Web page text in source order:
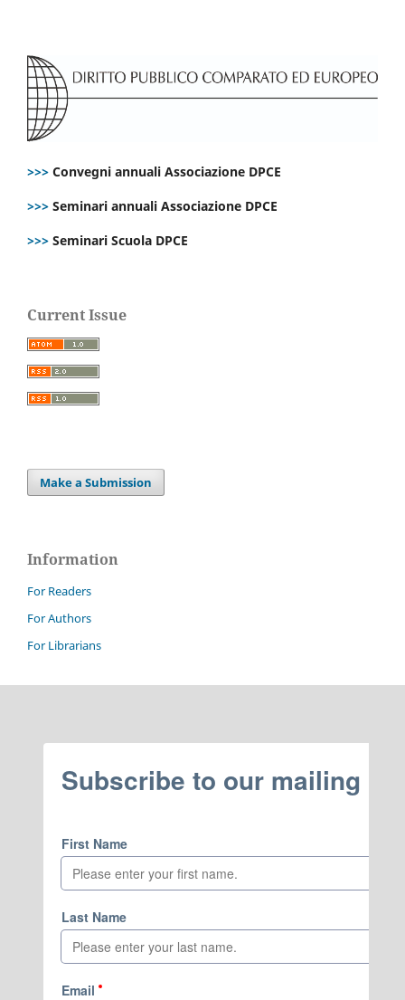
>>> Convegni annuali Associazione DPCE
>>> Seminari annuali Associazione DPCE
>>> Seminari Scuola DPCE
Current Issue
Make a Submission
Information
For Readers
For Authors
For Librarians